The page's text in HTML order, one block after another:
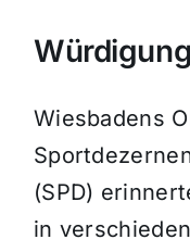
Wiesbadens
(SPD)
in